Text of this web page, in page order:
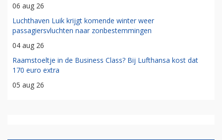
06 aug 26
Luchthaven Luik krijgt komende winter weer
passagiersvluchten naar zonbestemmingen
04 aug 26
Raamstoeltje in de Business Class? Bij Lufthansa kost dat
170 euro extra
05 aug 26